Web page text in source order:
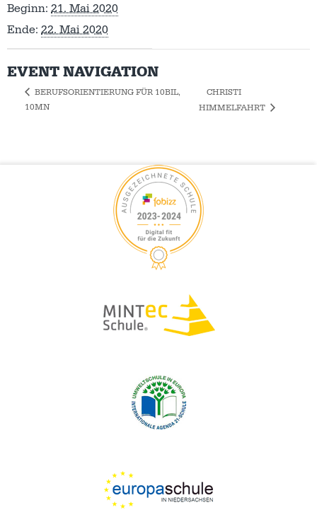
Beginn: 21. Mai 2020
Ende: 22. Mai 2020
EVENT NAVIGATION
BERUFSORIENTIERUNG FÜR 10BIL,
10MN
CHRISTI
HIMMELFAHRT